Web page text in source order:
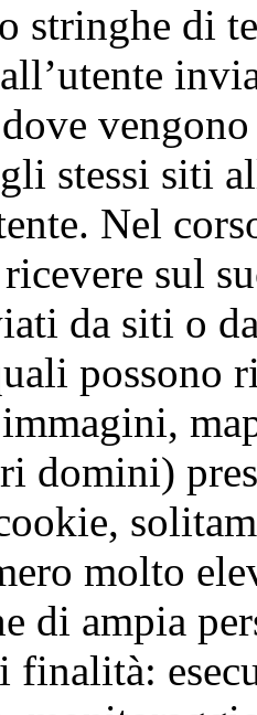
stringhe di
stessi siti
Nel
sul
da siti o
possono
domini)
molto
di ampia
finalità: